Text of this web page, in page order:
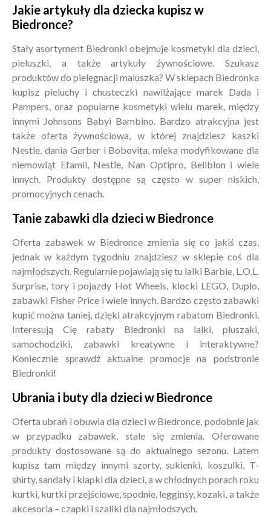
Jakie artykuły dla dziecka kupisz w
Biedronce?
Stały asortyment Biedronki obejmuje kosmetyki dla dzieci,
pieluszki, a także artykuły żywnościowe. Szukasz
produktów do pielęgnacji maluszka? W sklepach Biedronka
kupisz pieluchy i chusteczki nawilżające marek Dada i
Pampers, oraz popularne kosmetyki wielu marek, między
innymi Johnsons Babyi Bambino. Bardzo atrakcyjna jest
także oferta żywnościowa, w której znajdziesz kaszki
Nestle, dania Gerber i Bobovita, mleka modyfikowane dla
niemowląt Efamil, Nestle, Nan Optipro, Beliblon i wiele
innych. Produkty dostępne są często w super niskich,
promocyjnych cenach.
Tanie zabawki dla dzieci w Biedronce
Oferta zabawek w Biedronce zmienia się co jakiś czas,
jednak w każdym tygodniu znajdziesz w sklepie coś dla
najmłodszych. Regularnie pojawiają się tu lalki Barbie, L.O.L.
Surprise, tory i pojazdy Hot Wheels, klocki LEGO, Duplo,
zabawki Fisher Price i wiele innych. Bardzo często zabawki
kupić można taniej, dzięki atrakcyjnym rabatom Biedronki.
Interesują Cię rabaty Biedronki na lalki, pluszaki,
samochodziki, zabawki kreatywne i interaktywne?
Koniecznie sprawdź aktualne promocje na podstronie
Biedronki!
Ubrania i buty dla dzieci w Biedronce
Oferta ubrań i obuwia dla dzieci w Biedronce, podobnie jak
w przypadku zabawek, stale się zmienia. Oferowane
produkty dostosowane są do aktualnego sezonu. Latem
kupisz tam między innymi szorty, sukienki, koszulki, T-
shirty, sandały i klapki dla dzieci, a w chłodnych porach roku
kurtki, kurtki przejściowe, spodnie, legginsy, kozaki, a także
akcesoria – czapki i szaliki dla najmłodszych.